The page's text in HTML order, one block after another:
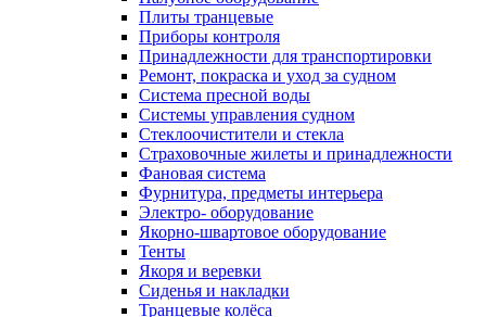
Плиты транцевые
Приборы контроля
Принадлежности для транспортировки
Ремонт, покраска и уход за судном
Система пресной воды
Системы управления судном
Стеклоочистители и стекла
Страховочные жилеты и принадлежности
Фановая система
Фурнитура, предметы интерьера
Электро- оборудование
Якорно-швартовое оборудование
Тенты
Якоря и веревки
Сиденья и накладки
Транцевые колёса